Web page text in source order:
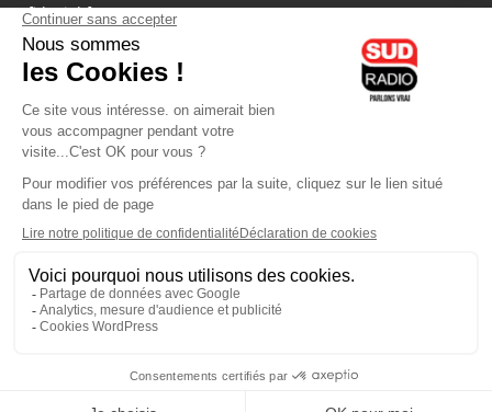
fiducial.fr
lyoncapitale.fr
olympique-et-lyonnais.com
L'application Iphone / Android
Téléchargez l'application
Les cookies
Gestion des cookies
Crédit photos : ©Sud Radio / Pierre Olivier
Animateur
Animateur